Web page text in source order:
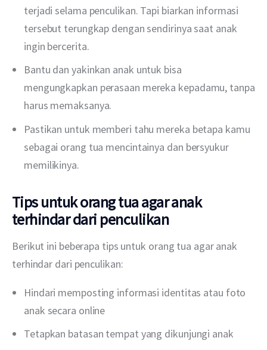
terjadi selama penculikan. Tapi biarkan informasi
tersebut terungkap dengan sendirinya saat anak
ingin bercerita.
Bantu dan yakinkan anak untuk bisa
mengungkapkan perasaan mereka kepadamu, tanpa
harus memaksanya.
Pastikan untuk memberi tahu mereka betapa kamu
sebagai orang tua mencintainya dan bersyukur
memilikinya.
Tips untuk orang tua agar anak
terhindar dari penculikan
Berikut ini beberapa tips untuk orang tua agar anak
terhindar dari penculikan:
Hindari memposting informasi identitas atau foto
anak secara online
Tetapkan batasan tempat yang dikunjungi anak